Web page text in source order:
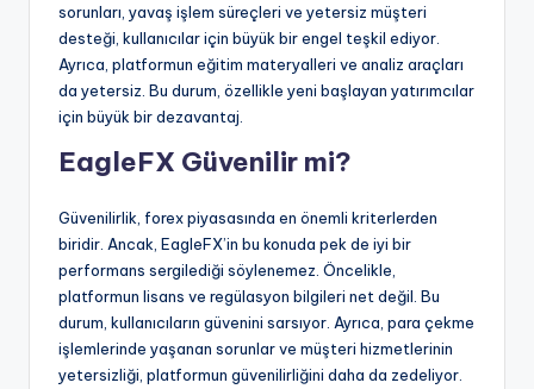
sorunları, yavaş işlem süreçleri ve yetersiz müşteri
desteği, kullanıcılar için büyük bir engel teşkil ediyor.
Ayrıca, platformun eğitim materyalleri ve analiz araçları
da yetersiz. Bu durum, özellikle yeni başlayan yatırımcılar
için büyük bir dezavantaj.
EagleFX Güvenilir mi?
Güvenilirlik, forex piyasasında en önemli kriterlerden
biridir. Ancak, EagleFX’in bu konuda pek de iyi bir
performans sergilediği söylenemez. Öncelikle,
platformun lisans ve regülasyon bilgileri net değil. Bu
durum, kullanıcıların güvenini sarsıyor. Ayrıca, para çekme
işlemlerinde yaşanan sorunlar ve müşteri hizmetlerinin
yetersizliği, platformun güvenilirliğini daha da zedeliyor.